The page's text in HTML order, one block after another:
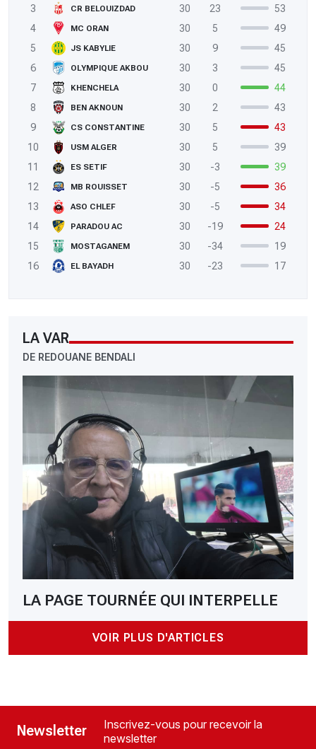
3
CR BELOUIZDAD 30 23
53
4
MC ORAN 30 5
49
5
JS KABYLIE 30 9
45
6
OLYMPIQUE AKBOU 30 3
45
7
KHENCHELA 30 0
44
8
BEN AKNOUN 30 2
43
9
CS CONSTANTINE 30 5
43
10
USM ALGER 30 5
39
11
ES SETIF 30 -3
39
12
MB ROUISSET 30 -5
36
13
ASO CHLEF 30 -5
34
14
PARADOU AC 30 -19
24
15
MOSTAGANEM 30 -34
19
16
EL BAYADH 30 -23 17
LA VAR
DE REDOUANE BENDALI
LA PAGE TOURNÉE QUI INTERPELLE
VOIR PLUS D'ARTICLES
Newsletter
Inscrivez-vous pour recevoir la
newsletter